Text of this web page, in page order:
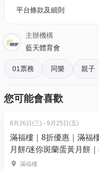
鍊。
第一天 : 直立板課程及生
第二天 : 獨木舟活動及
第三天 : 龍舟訓練及清
年紀：8 – 12 歲 / 13 –
價格包括：教練、器材
可選日子
7月13-15日（8-12歲)
平台條款及細則
主辦機構
藍天體育會
01票務 同樂 親子
您可能會喜歡
8月26日(三) - 9月25日(五)
滿福樓｜8折優惠｜滿福
月餅/迷你斑蘭蛋黃月餅
酒店滿福樓
滿福樓